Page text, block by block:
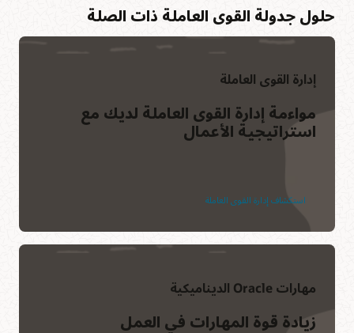
حلول جدولة القوى العاملة ذات الصلة
إدارة القوى العاملة
مواءمة إدارة القوى العاملة لديك مع
استراتيجية الأعمال
استكشاف إدارة القوى العاملة
مهارات Oracle الديناميكية
زيادة قوة المهارات في العمل